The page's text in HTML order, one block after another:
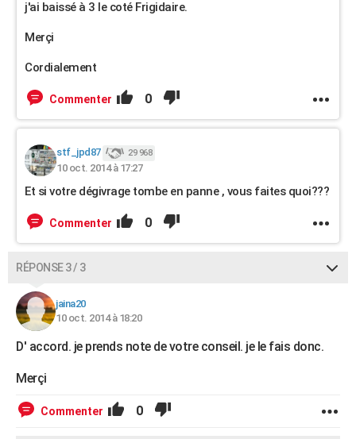
j'ai baissé à 3 le coté Frigidaire.
Merçi
Cordialement
Commenter 0
stf_jpd87 29 968
10 oct. 2014 à 17:27
Et si votre dégivrage tombe en panne , vous faites quoi???
Commenter 0
RÉPONSE 3 / 3
jaina20
10 oct. 2014 à 18:20
D' accord. je prends note de votre conseil. je le fais donc.
Merçi
Commenter 0